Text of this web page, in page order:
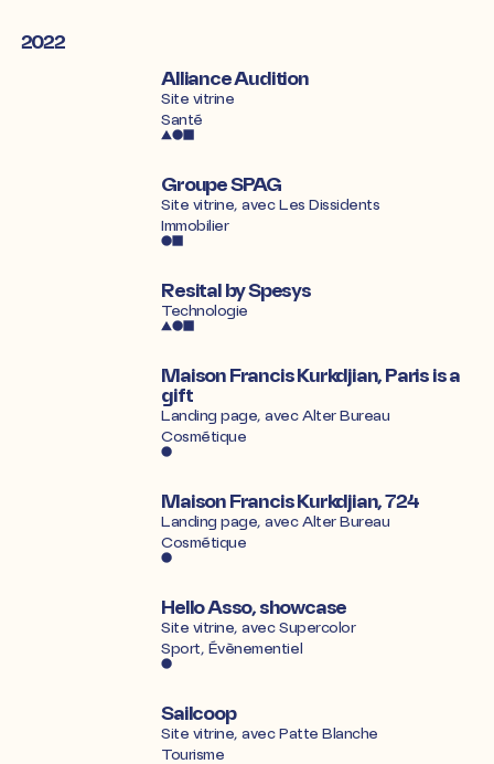
2022
Alliance Audition
Site vitrine
Santé
Groupe SPAG
Site vitrine, avecLes Dissidents
Immobilier
Resital by Spesys
Technologie
Maison Francis Kurkdjian, Paris is a
gift
Landing page, avecAlter Bureau
Cosmétique
Maison Francis Kurkdjian, 724
Landing page, avecAlter Bureau
Cosmétique
Hello Asso, showcase
Site vitrine, avecSupercolor
Sport, Évènementiel
Sailcoop
Site vitrine, avecPatte Blanche
Tourisme